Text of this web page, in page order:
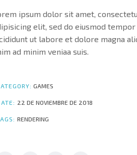
ipsum dolor sit amet,
elit, sed do eiusmod tempor
ut labore et dolore magna
ad minim veniaa suis.
GAMES
22 DE NOVIEMBRE DE 2018
RENDERING